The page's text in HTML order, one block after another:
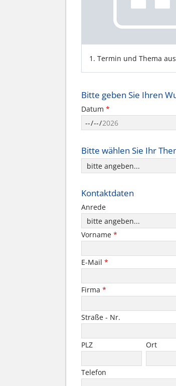
1. Termin und Thema
Bitte geben Sie Ihren
Datum *
Bitte wählen Sie Ihr
Kontaktdaten
Anrede
Vorname *
E-Mail *
Firma *
Straße - Nr.
PLZ Ort
Telefon